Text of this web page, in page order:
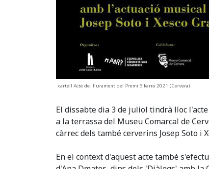
cartell Acte de lliurament del Premi Sikarra 2021 (Cervera)
El dissabte dia 3 de juliol tindrà lloc
a la terrassa del Museu Comarcal de
càrrec dels també cerverins Josep Soto i
En el context d'aquest acte també